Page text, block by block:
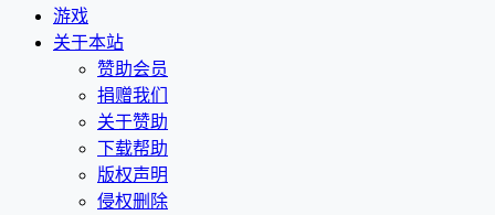
游戏
关于本站
赞助会员
捐赠我们
关于赞助
下载帮助
版权声明
侵权删除